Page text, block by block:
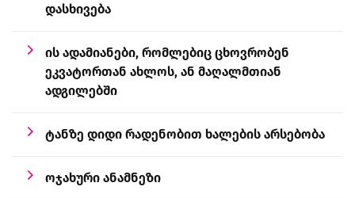
დასხივება
ის ადამიანები, რომლებიც ცხოვრობენ
ეკვატორთან ახლოს, ან მაღალმთიან
ადგილებში
ტანზე დიდი რადენობით ხალების არსებობა
ოჯახური ანამნეზი